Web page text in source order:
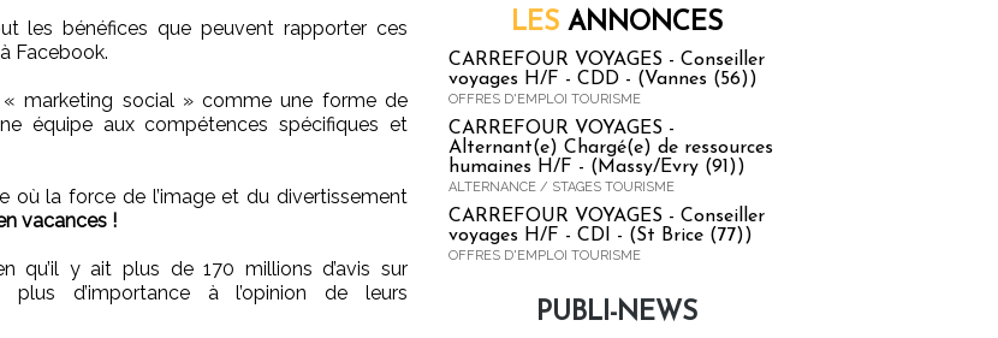
les bénéfices que peuvent rapporter ces
Facebook.
« marketing social » comme une forme de
équipe aux compétences spécifiques et
où la force de l’image et du divertissement
vacances !
qu’il y ait plus de 170 millions d’avis sur
d’importance à l’opinion de leurs
LES ANNONCES
CARREFOUR VOYAGES - Conseiller
voyages H/F - CDD - (Vannes (56))
OFFRES D'EMPLOI TOURISME
CARREFOUR VOYAGES -
Alternant(e) Chargé(e) de ressources
humaines H/F - (Massy/Evry (91))
ALTERNANCE / STAGES TOURISME
CARREFOUR VOYAGES - Conseiller
voyages H/F - CDI - (St Brice (77))
OFFRES D'EMPLOI TOURISME
PUBLI-NEWS